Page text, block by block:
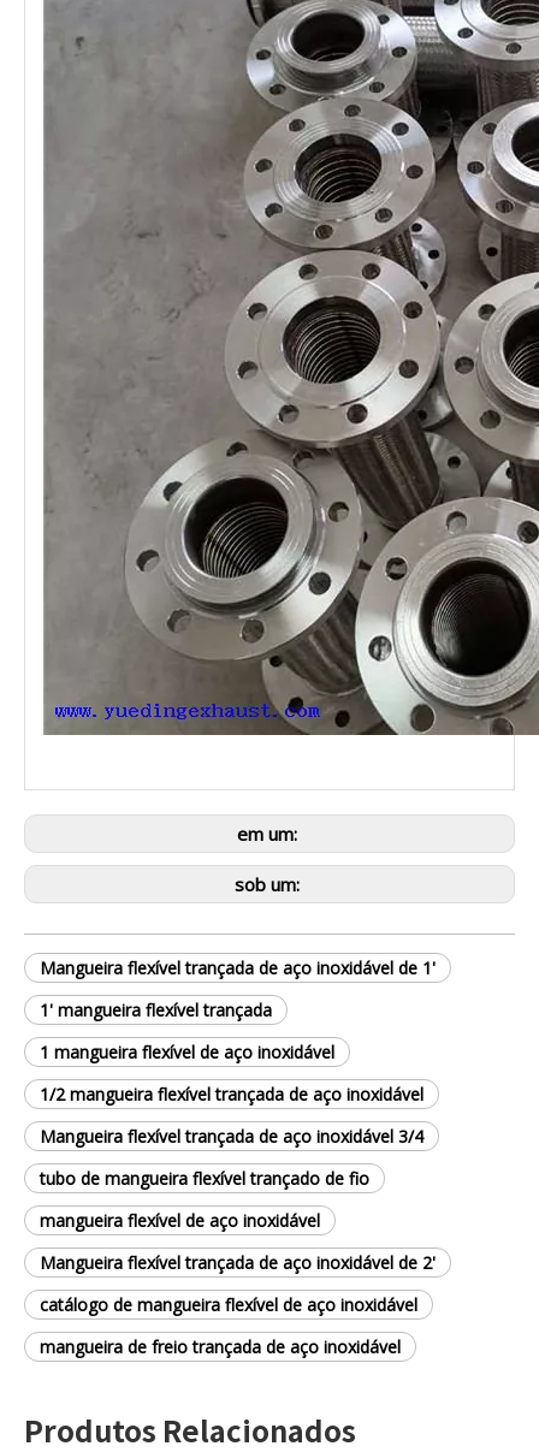
em um:
sob um:
Mangueira flexível trançada de aço inoxidável de 1'
1' mangueira flexível trançada
1 mangueira flexível de aço inoxidável
1/2 mangueira flexível trançada de aço inoxidável
Mangueira flexível trançada de aço inoxidável 3/4
tubo de mangueira flexível trançado de fio
mangueira flexível de aço inoxidável
Mangueira flexível trançada de aço inoxidável de 2'
catálogo de mangueira flexível de aço inoxidável
mangueira de freio trançada de aço inoxidável
Produtos Relacionados